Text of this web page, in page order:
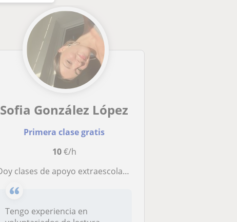
Sofia González López
Primera clase gratis
10€/h
Doy clases de apoyo extraescolar de todas las materias de educación primaria
Tengo experiencia en